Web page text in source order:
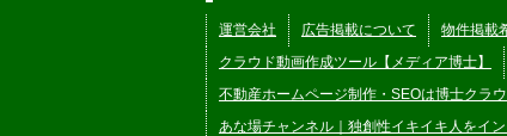
運営会社 広告掲載について 物件掲載
クラウド動画作成ツール【メディア博士】
不動産ホームページ制作・SEOは博士クラ
あな場チャンネル｜独創性イキイキ人をイ